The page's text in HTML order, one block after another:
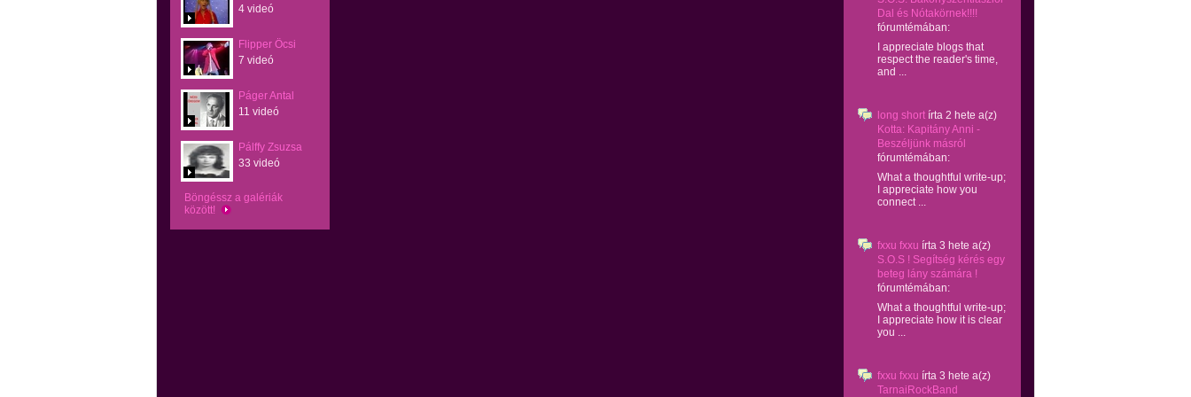
4 videó
Flipper Öcsi
7 videó
Páger Antal
11 videó
Pálffy Zsuzsa
33 videó
Böngéssz a galériák
között!
Dal és Nótakörnek!!!!
fórumtémában:
I appreciate blogs that
respect the reader's time,
and ...
long short írta 2 hete a(z)
Kotta: Kapitány Anni -
Beszéljünk másról
fórumtémában:
What a thoughtful write-up;
I appreciate how you
connect ...
fxxu fxxu írta 3 hete a(z)
S.O.S ! Segítség kérés egy
beteg lány számára !
fórumtémában:
What a thoughtful write-up;
I appreciate how it is clear
you ...
fxxu fxxu írta 3 hete a(z)
TarnaiRockBand